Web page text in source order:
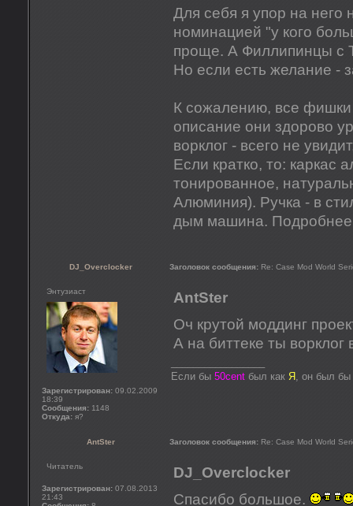
Для себя я упор на него
номинацией "у кого
проще. А Филлипинцы с
Но если есть желание -
К сожалению, все фишки
описание они здорово
ворклог - всего не
Если кратко, то: каркас
тонированное,
Алюминия). Ручка - в
дым машина. Подробнее
DJ_Overclocker Заголовок сообщения: Re: Case Mod World
Энтузиаст
Зарегистрирован: 09.02.2009
18:39
Сообщения: 1148
Откуда: я?
AntSter
Оч крутой моддинг
А на биттеке ты ворклог
Если бы 50cent был как Я , он был бы
AntSter Заголовок сообщения: Re: Case Mod World
Читатель
Зарегистрирован: 07.08.2013
21:43
DJ_Overclocker
Спасибо большое.